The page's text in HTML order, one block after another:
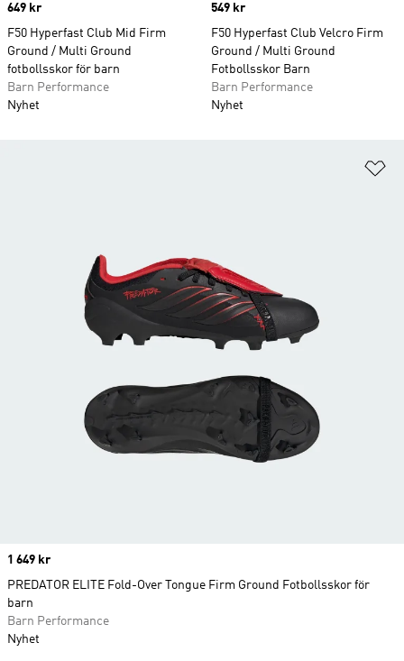
Price
649 kr
F50 Hyperfast Club Mid Firm
Ground / Multi Ground
fotbollsskor för barn
Barn Performance
Nyhet
Price
549 kr
F50 Hyperfast Club Velcro Firm
Ground / Multi Ground
Fotbollsskor Barn
Barn Performance
Nyhet
Price
1 649 kr
PREDATOR ELITE Fold-Over Tongue Firm Ground Fotbollsskor för
barn
Barn Performance
Nyhet